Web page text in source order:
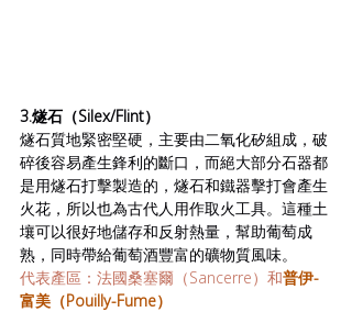
3.燧石（Silex/Flint）
燧石質地緊密堅硬，主要由二氧化矽組成，破
碎後容易產生鋒利的斷口，而絕大部分石器都
是用燧石打擊製造的，燧石和鐵器擊打會產生
火花，所以也為古代人用作取火工具。這種土
壤可以很好地儲存和反射熱量，幫助葡萄成
熟，同時帶給葡萄酒豐富的礦物質風味。
代表產區：法國桑塞爾（Sancerre）和普伊-
富美（Pouilly-Fume）